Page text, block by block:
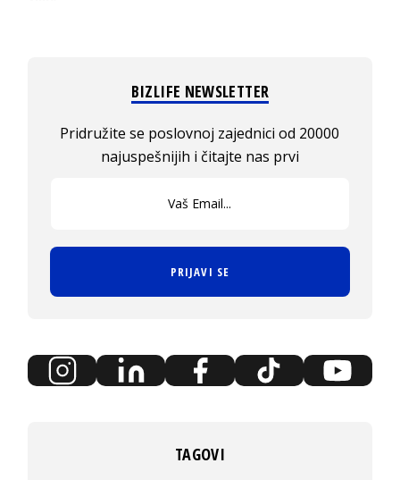
BIZLIFE NEWSLETTER
Pridružite se poslovnoj zajednici od 20000
najuspešnijih i čitajte nas prvi
PRIJAVI SE
TAGOVI